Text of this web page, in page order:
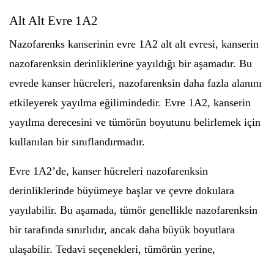
Alt Alt Evre 1A2
Nazofarenks kanserinin evre 1A2 alt alt evresi, kanserin
nazofarenksin derinliklerine yayıldığı bir aşamadır. Bu
evrede kanser hücreleri, nazofarenksin daha fazla alanını
etkileyerek yayılma eğilimindedir. Evre 1A2, kanserin
yayılma derecesini ve tümörün boyutunu belirlemek için
kullanılan bir sınıflandırmadır.
Evre 1A2’de, kanser hücreleri nazofarenksin
derinliklerinde büyümeye başlar ve çevre dokulara
yayılabilir. Bu aşamada, tümör genellikle nazofarenksin
bir tarafında sınırlıdır, ancak daha büyük boyutlara
ulaşabilir. Tedavi seçenekleri, tümörün yerine,